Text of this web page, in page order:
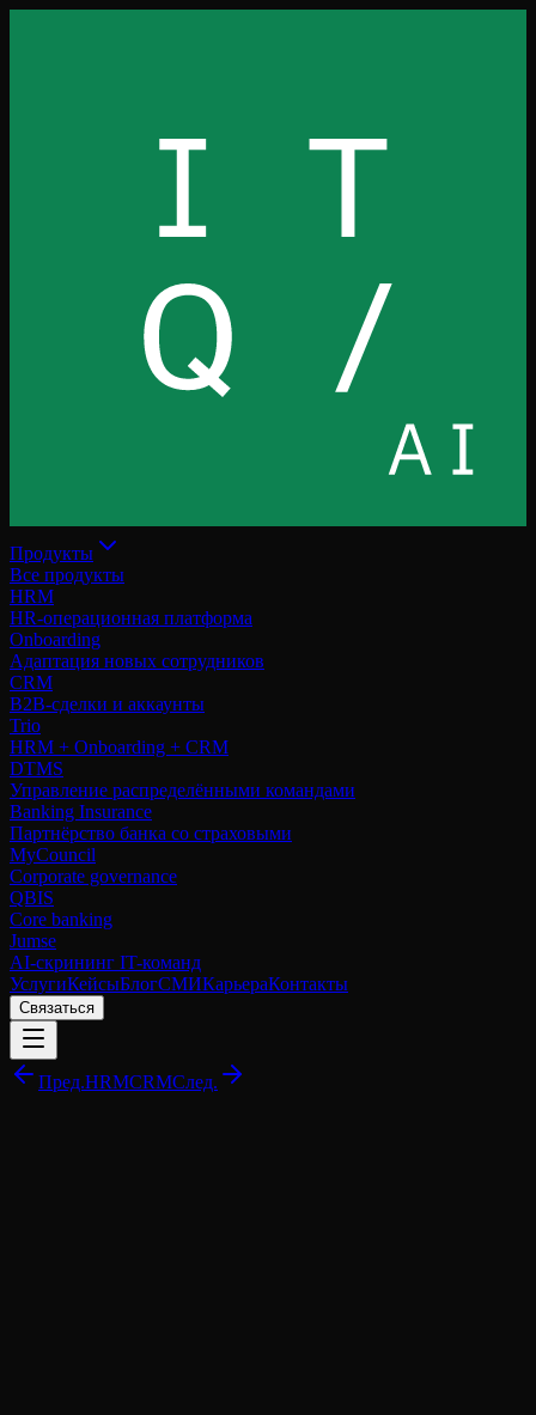
Продукты
Все продукты
HRM
HR-операционная платформа
Onboarding
Адаптация новых сотрудников
CRM
B2B-сделки и аккаунты
Trio
HRM + Onboarding + CRM
DTMS
Управление распределёнными командами
Banking Insurance
Партнёрство банка со страховыми
MyCouncil
Corporate governance
QBIS
Core banking
Jumse
AI-скрининг IT-команд
УслугиКейсыБлогСМИКарьераКонтакты
Связаться
Пред.HRMCRMСлед.